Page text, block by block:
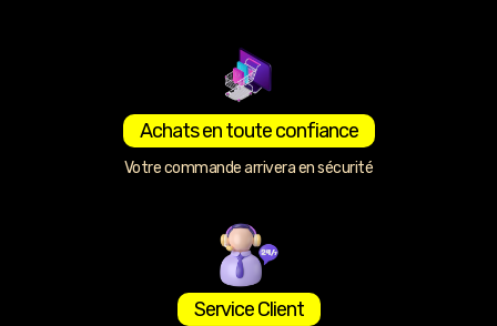
Achats en toute confiance
Votre commande arrivera en sécurité
Service Client